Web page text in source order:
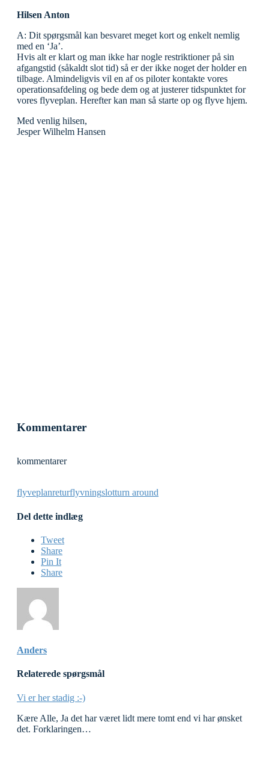
Hilsen Anton
A: Dit spørgsmål kan besvaret meget kort og enkelt nemlig
med en ‘Ja’.
Hvis alt er klart og man ikke har nogle restriktioner på sin
afgangstid (såkaldt slot tid) så er der ikke noget der holder en
tilbage. Almindeligvis vil en af os piloter kontakte vores
operationsafdeling og bede dem og at justerer tidspunktet for
vores flyveplan. Herefter kan man så starte op og flyve hjem.
Med venlig hilsen,
Jesper Wilhelm Hansen
Kommentarer
kommentarer
flyveplanreturflyvningslotturn around
Del dette indlæg
Tweet
Share
Pin It
Share
Anders
Relaterede spørgsmål
Vi er her stadig :-)
Kære Alle, Ja det har været lidt mere tomt end vi har ønsket
det. Forklaringen…